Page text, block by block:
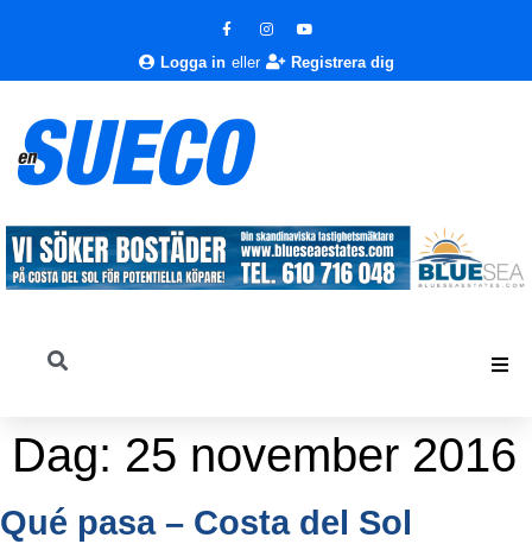
Logga in eller Registrera dig
Dag: 25 november 2016
Qué pasa – Costa del Sol